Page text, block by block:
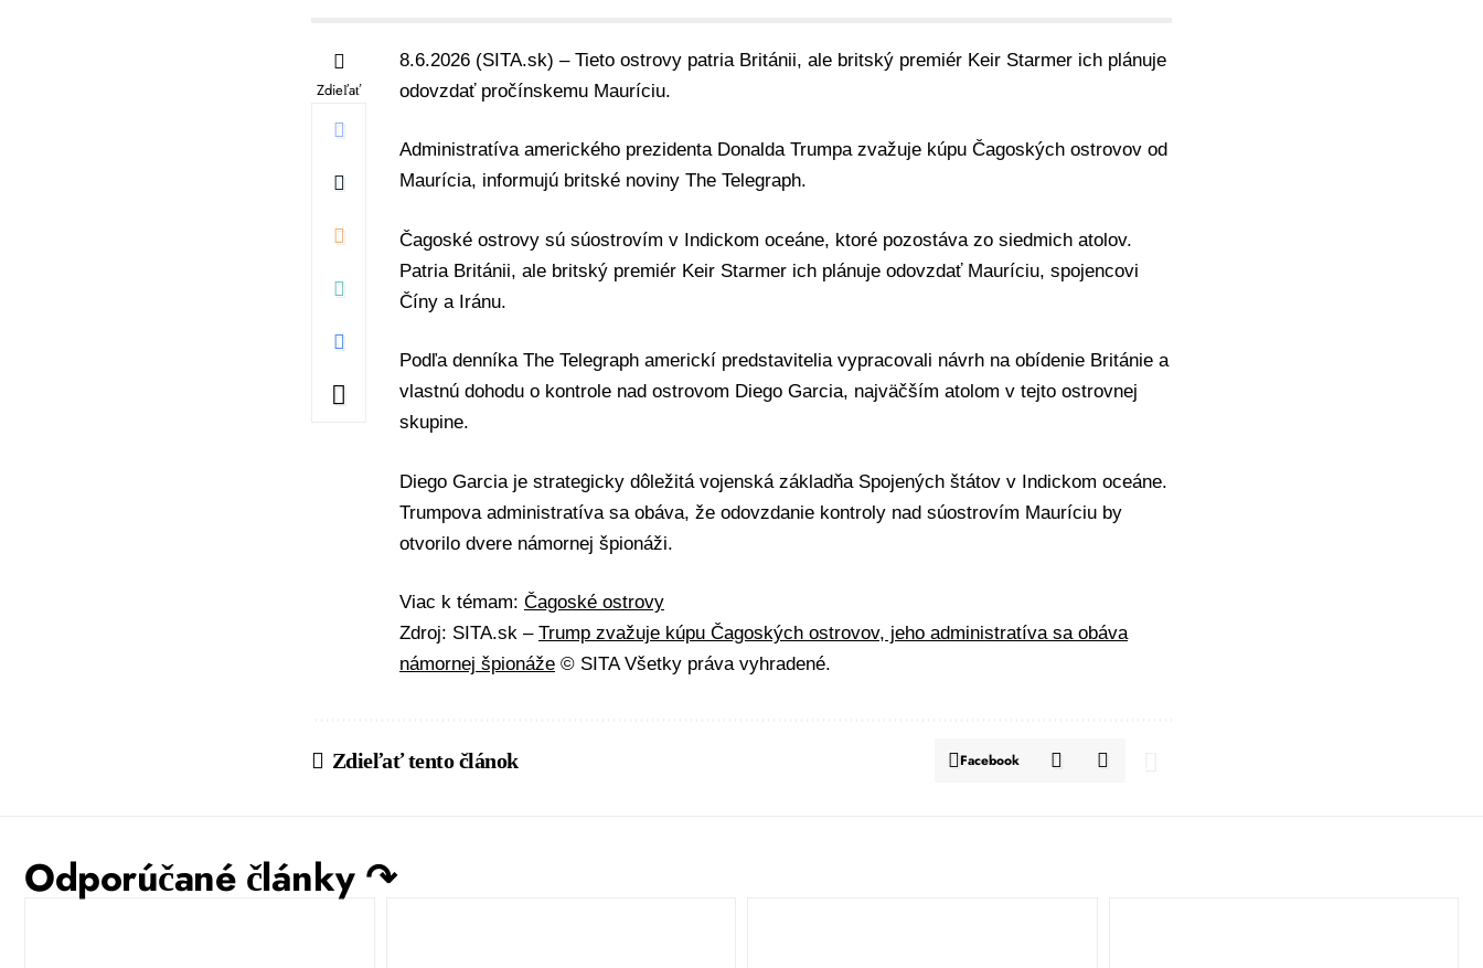
Zdieľať
8.6.2026 (SITA.sk) – Tieto ostrovy patria Británii, ale britský premiér Keir Starmer ich plánuje
odovzdať pročínskemu Mauríciu.
Administratíva amerického prezidenta Donalda Trumpa zvažuje kúpu Čagoských ostrovov od
Maurícia, informujú britské noviny The Telegraph.
Čagoské ostrovy sú súostrovím v Indickom oceáne, ktoré pozostáva zo siedmich atolov.
Patria Británii, ale britský premiér Keir Starmer ich plánuje odovzdať Mauríciu, spojencovi
Číny a Iránu.
Podľa denníka The Telegraph americkí predstavitelia vypracovali návrh na obídenie Británie a
vlastnú dohodu o kontrole nad ostrovom Diego Garcia, najväčším atolom v tejto ostrovnej
skupine.
Diego Garcia je strategicky dôležitá vojenská základňa Spojených štátov v Indickom oceáne.
Trumpova administratíva sa obáva, že odovzdanie kontroly nad súostrovím Mauríciu by
otvorilo dvere námornej špionáži.
Viac k témam: Čagoské ostrovy
Zdroj: SITA.sk – Trump zvažuje kúpu Čagoských ostrovov, jeho administratíva sa obáva
námornej špionáže © SITA Všetky práva vyhradené.
Zdieľať tento článok Facebook
Odporúčané články ↷